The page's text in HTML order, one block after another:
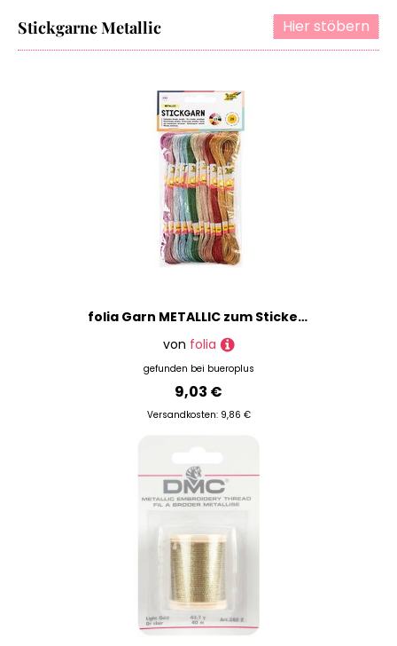
Hier stöbern
Stickgarne Metallic
folia Garn METALLIC zum Sticken glänzend mehrfarbig 1,0 mm x 8,0 m
von folia
gefunden bei bueroplus
9,03 €
Versandkosten: 9,86 €